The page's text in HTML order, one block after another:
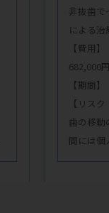
非抜歯
による
【費用】
682,000
【期間】
【リス
歯の移
間には個